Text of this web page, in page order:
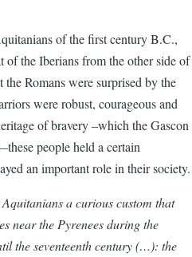
of the first century B.C.,
the Iberians from the other side of
Romans were surprised by the
were robust, courageous and
of bravery –which the Gascon
people held a certain
an important role in their society.
a curious custom that
near the Pyrenees during the
the seventeenth century (…): the